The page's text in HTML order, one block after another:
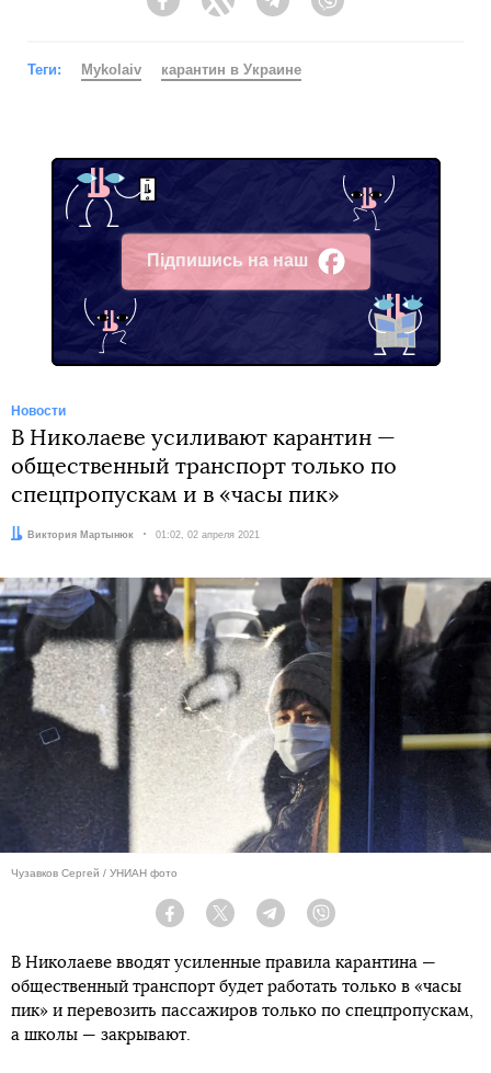
FacebookTwitter Telegram
Теги: Mykolaiv карантин в Украине
Підпишись на наш
Facebook
Новости
В Николаеве усиливают карантин —
общественный транспорт только по
спецпропускам и в «часы пик»
Автор:Виктория Мартынюк Дата:
01:02, 02 апреля 2021
Чузавков Сергей / УНИАН фото
Facebook Twitter Telegram
В Николаеве вводят усиленные правила карантина —
общественный транспорт будет работать только в «часы
пик» и перевозить пассажиров только по спецпропускам,
а школы — закрывают.